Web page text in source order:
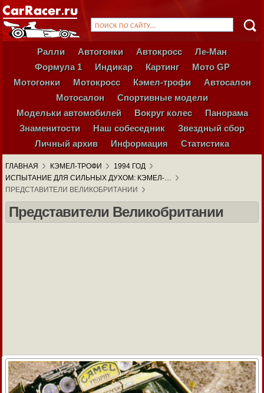
Ралли Автогонки Автокросс
Ле-Ман
Формула 1
Индикар Картинг
Мото GP
Мотогонки
Мотокросс Кэмел-трофи
Автосалон
Мотосалон
Спортивные модели
Модельки автомобилей
Вокруг колес
Панорама
Знаменитости
Наш собеседник
Звездный сбор
Личный архив
Информация Статистика
ГЛАВНАЯ КЭМЕЛ-ТРОФИ
1994 ГОД
ИСПЫТАНИЕ ДЛЯ СИЛЬНЫХ ДУХОМ: КЭМЕЛ-…
ПРЕДСТАВИТЕЛИ ВЕЛИКОБРИТАНИИ
Представители Великобритании